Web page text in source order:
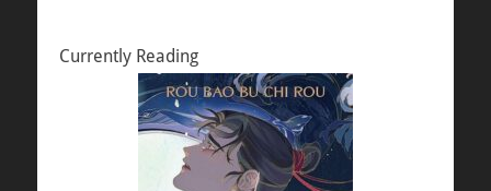
Currently Reading